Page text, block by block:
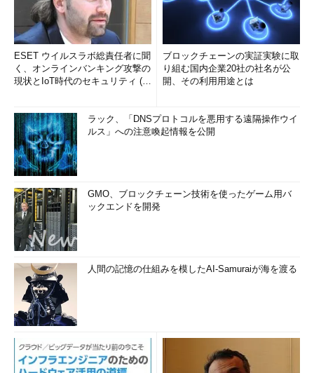
ESET ウイルスラボ総責任者に聞
く、オンラインバンキング攻撃の
現状とIoT時代のセキュリティ (1/
ブロックチェーンの実証実験に取
り組む国内企業20社の社名が公
開、その利用用途とは
ラック、「DNSプロトコルを悪用する遠隔操作ウイ
ルス」への注意喚起情報を公開
GMO、ブロックチェーン技術を使ったゲーム用バ
ックエンドを開発
人間の記憶の仕組みを模したAI-Samuraiが海を渡る